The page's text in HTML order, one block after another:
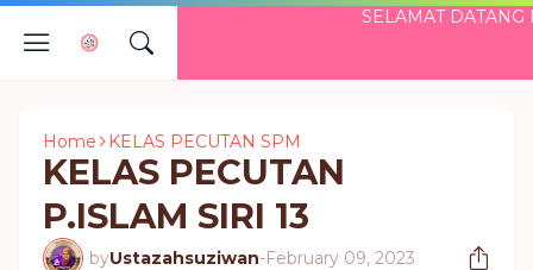
SELAMAT DATANG KE
Home KELAS PECUTAN SPM
KELAS PECUTAN
P.ISLAM SIRI 13
byUstazahsuziwan-February 09, 2023